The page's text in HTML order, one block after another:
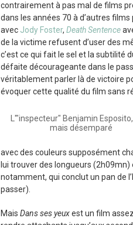
contrairement à pas mal de films
dans les années 70 à d’autres
avec Jody Foster, Death Sentence
de la victime refusent d’user des
c’est ce qui fait le sel et la subtilité
défaite décourageante dans le
véritablement parler là de victoire
évoquer cette qualité du film sans
L'"inspecteur" Benjamin
mais désemparé
avec des couleurs supposément
lui trouver des longueurs
notamment, qui conclut un pan de
passer).
Mais Dans ses yeuxest un film